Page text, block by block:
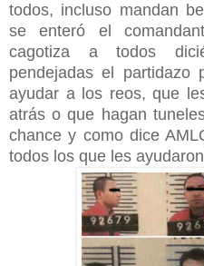
todos, incluso mandan
se enteró el
cagotiza a todos
pendejadas el
ayudar a los reos, que
atrás o que hagan
chance y como dice
todos los que les